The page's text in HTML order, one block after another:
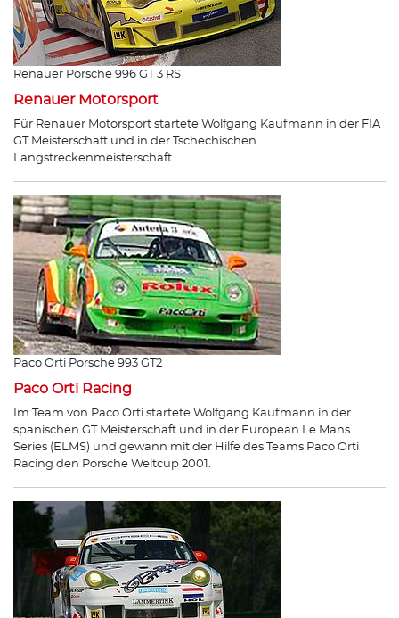
Renauer Porsche 996 GT 3 RS
Renauer Motorsport
Für Renauer Motorsport startete Wolfgang Kaufmann in der FIA
GT Meisterschaft und in der Tschechischen
Langstreckenmeisterschaft.
Paco Orti Porsche 993 GT2
Paco Orti Racing
Im Team von Paco Orti startete Wolfgang Kaufmann in der
spanischen GT Meisterschaft und in der European Le Mans
Series (ELMS) und gewann mit der Hilfe des Teams Paco Orti
Racing den Porsche Weltcup 2001.